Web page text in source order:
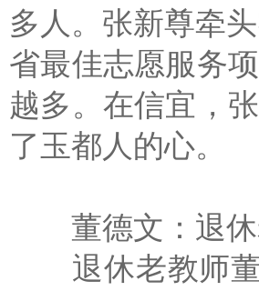
多人。张新尊牵
省最佳志愿服务
越多。在信宜，
了玉都人的心。
董德文：退休
退休老教师董